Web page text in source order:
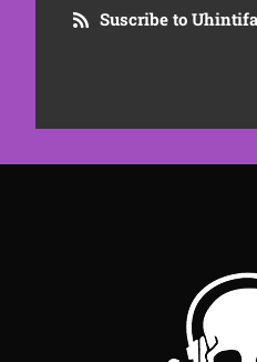
Suscribe to